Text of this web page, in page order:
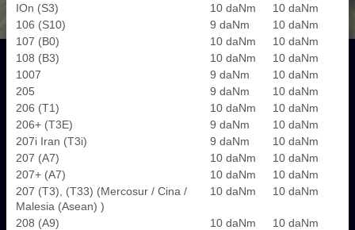
IOn (S3)
10 daNm
10 daNm
106 (S10)
9 daNm
10 daNm
107 (B0)
10 daNm
10 daNm
108 (B3)
10 daNm
10 daNm
1007
9 daNm
10 daNm
205
9 daNm
10 daNm
206 (T1)
10 daNm
10 daNm
206+ (T3E)
9 daNm
10 daNm
207i Iran (T3i)
9 daNm
10 daNm
207 (A7)
10 daNm
10 daNm
207+ (A7)
10 daNm
10 daNm
207 (T3), (T33) (Mercosur / Cina /
Malesia (Asean) )
10 daNm 10 daNm
208 (A9) 10 daNm
10 daNm